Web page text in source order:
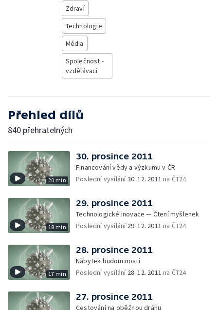
Zdraví
Technologie
Média
Společnost -
vzdělávací
Přehled dílů
840 přehratelných
20 min
30. prosince 2011
Financování vědy a výzkumu v ČR
Poslední vysílání30. 12. 2011 na ČT24
18 min
29. prosince 2011
Technologické inovace — Čtení myšlenek
Poslední vysílání 29. 12. 2011 na ČT24
17 min
28. prosince 2011
Nábytek budoucnosti
Poslední vysílání 28. 12. 2011 na ČT24
27. prosince 2011
Cestování na oběžnou dráhu